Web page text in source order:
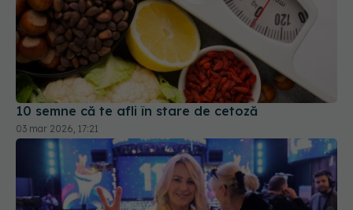
10 semne că te afli în stare de cetoză
03 mar 2026, 17:21